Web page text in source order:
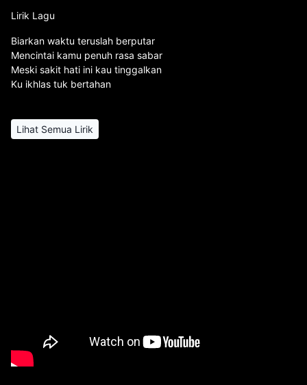
Lirik Lagu
Biarkan waktu teruslah berputar
Mencintai kamu penuh rasa sabar
Meski sakit hati ini kau tinggalkan
Ku ikhlas tuk bertahan
Lihat Semua Lirik